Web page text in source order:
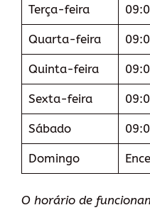
Terça-feira
Quarta-feira
Quinta-feira
Sexta-feira
Sábado
Domingo
O horário de